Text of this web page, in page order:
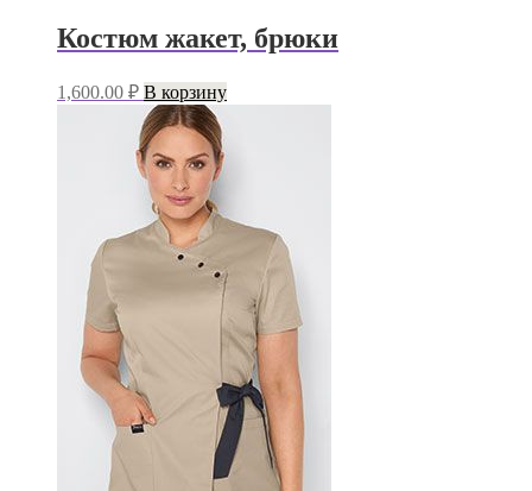
Костюм жакет, брюки
1,600.00 ₽ В корзину